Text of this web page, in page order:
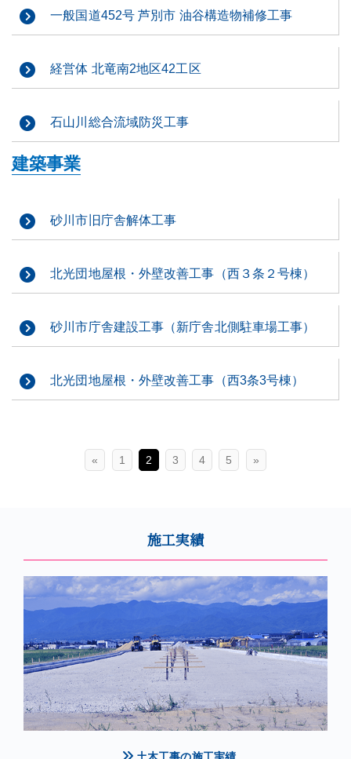
一般国道452号 芦別市 油谷構造物補修工事
経営体 北竜南2地区42工区
石山川総合流域防災工事
建築事業
砂川市旧庁舎解体工事
北光団地屋根・外壁改善工事（西３条２号棟）
砂川市庁舎建設工事（新庁舎北側駐車場工事）
北光団地屋根・外壁改善工事（西3条3号棟）
« 1 2 3 4 5 »
施工実績